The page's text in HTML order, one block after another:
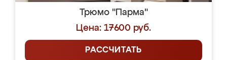
Трюмо "Парма"
Цена: 17600 руб.
РАССЧИТАТЬ